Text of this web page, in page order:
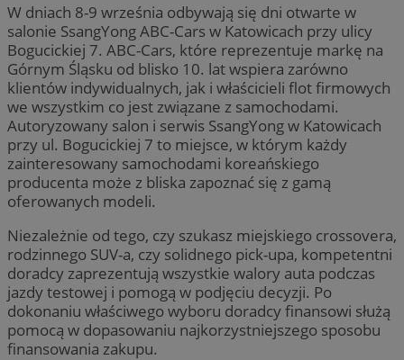
W dniach 8-9 września odbywają się dni otwarte w
salonie SsangYong ABC-Cars w Katowicach przy ulicy
Bogucickiej 7. ABC-Cars, które reprezentuje markę na
Górnym Śląsku od blisko 10. lat wspiera zarówno
klientów indywidualnych, jak i właścicieli flot firmowych
we wszystkim co jest związane z samochodami.
Autoryzowany salon i serwis SsangYong w Katowicach
przy ul. Bogucickiej 7 to miejsce, w którym każdy
zainteresowany samochodami koreańskiego
producenta może z bliska zapoznać się z gamą
oferowanych modeli.
Niezależnie od tego, czy szukasz miejskiego crossovera,
rodzinnego SUV-a, czy solidnego pick-upa, kompetentni
doradcy zaprezentują wszystkie walory auta podczas
jazdy testowej i pomogą w podjęciu decyzji. Po
dokonaniu właściwego wyboru doradcy finansowi służą
pomocą w dopasowaniu najkorzystniejszego sposobu
finansowania zakupu.